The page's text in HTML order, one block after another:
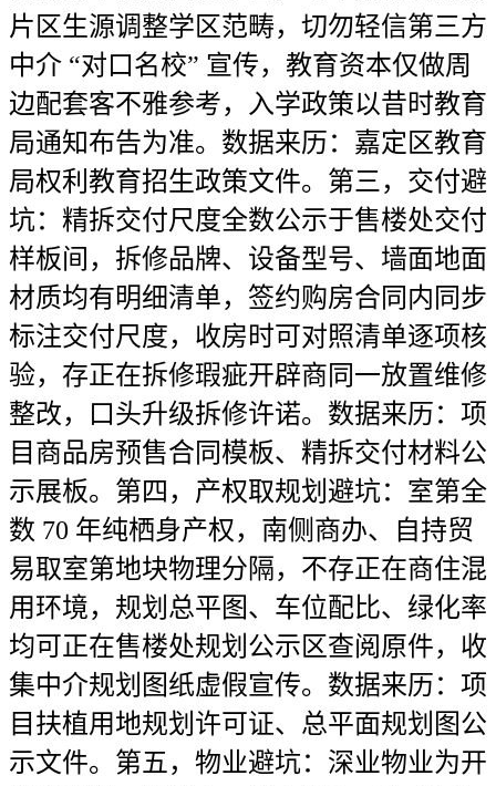
片区生源调整学区范畴，切勿轻信第三方
中介 “对口名校” 宣传，教育资本仅做周
边配套客不雅参考，入学政策以昔时教育
局通知布告为准。数据来历：嘉定区教育
局权利教育招生政策文件。第三，交付避
坑：精拆交付尺度全数公示于售楼处交付
样板间，拆修品牌、设备型号、墙面地面
材质均有明细清单，签约购房合同内同步
标注交付尺度，收房时可对照清单逐项核
验，存正在拆修瑕疵开辟商同一放置维修
整改，口头升级拆修许诺。数据来历：项
目商品房预售合同模板、精拆交付材料公
示展板。第四，产权取规划避坑：室第全
数 70 年纯栖身产权，南侧商办、自持贸
易取室第地块物理分隔，不存正在商住混
用环境，规划总平图、车位配比、绿化率
均可正在售楼处规划公示区查阅原件，收
集中介规划图纸虚假宣传。数据来历：项
目扶植用地规划许可证、总平面规划图公
示文件。第五，物业避坑：深业物业为开